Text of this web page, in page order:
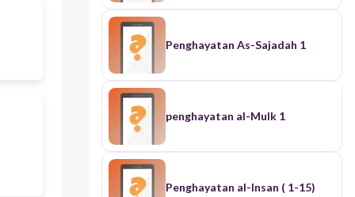
Penghayatan As-Sajadah 1
penghayatan al-Mulk 1
Penghayatan al-Insan ( 1-15)